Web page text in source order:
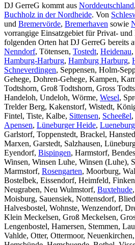
DJ GerreG kommt aus Norddeutschland
Buchholz in der Nordheide. Von
und Bremervörde, Bremerhaven sowie
vorrangige Einsatzgebiet für Privat-
folgenden Orten hat DJ GerreG bereits
Nenndorf, Tötensen, Tostedt, Heidenau,
Hamburg-Harburg, Hamburg Harburg,
Schneverdingen, Seppensen, Holm-
Gehege, Dohren-Gehege, Kampen,
Todtshorn, Groß Todtshorn, Gross
Handeloh, Undeloh, Wörme, Wesel,
Trelder Berg, Kakenstorf, Wistedt,
Fintel, Tiste, Kalbe, Sittensen, Scheeßel
Apensen, Lüneburger Heide,
Garlstorf, Toppenstedt, Brackel,
Marxen, Garstedt, Salzhausen,
Eyendorf, Bispingen, Harmstorf,
Winsen, Winsen Luhe, Winsen (Luhe),
Marmstorf, Rosengarten, Moorburg,
Bostelbek, Eissendorf, Heimfeld,
Neugraben, Neu Wulmstorf, Buxtehude
Moisburg, Sauensiek, Nottensdorf,
Halvesbostel, Wohnste, Wenzendorf,
Klein Meckelsen, Groß Meckelsen,
Lengenbostel, Hamersen, Stemmen,
Vahlde, Otter, Ottermoor,